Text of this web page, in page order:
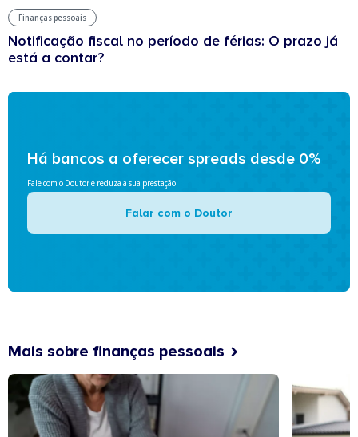
Finanças pessoais
Notificação fiscal no período de férias: O prazo já
está a contar?
Há bancos a oferecer spreads desde 0%
Fale com o Doutor e reduza a sua prestação
Falar com o Doutor
Mais sobre finanças pessoais